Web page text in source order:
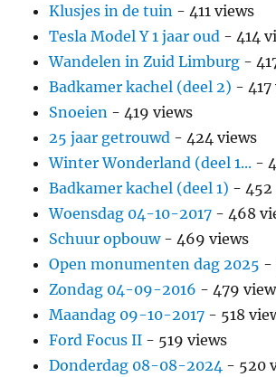
Klusjes in de tuin - 411 views
Tesla Model Y 1 jaar oud - 414
Wandelen in Zuid Limburg -
Badkamer kachel (deel 2) - 417
Snoeien - 419 views
25 jaar getrouwd - 424 views
Winter Wonderland (deel 1... -
Badkamer kachel (deel 1) - 452
Woensdag 04-10-2017 - 468
Schuur opbouw- 469 views
Open monumenten dag 2025 -
Zondag 04-09-2016 - 479
Maandag 09-10-2017 - 518
Ford Focus II - 519 views
Donderdag 08-08-2024 - 520